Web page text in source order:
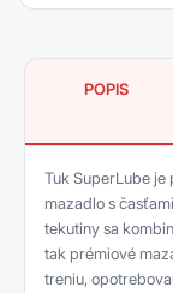
POPIS
Tuk SuperLube je
mazadlo s
tekutiny sa
tak prémiové
treniu,